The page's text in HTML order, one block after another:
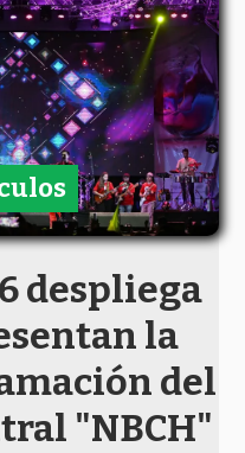
despliega
la
del
"NBCH"